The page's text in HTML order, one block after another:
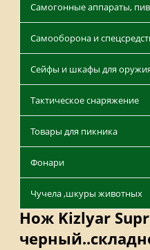
Самогонные аппараты,
Самооборона и
Сейфы и шкафы для
Тактическое снаряжение
Товары для пикника
Фонари
Чучела ,шкуры животных
Нож Kizlyar